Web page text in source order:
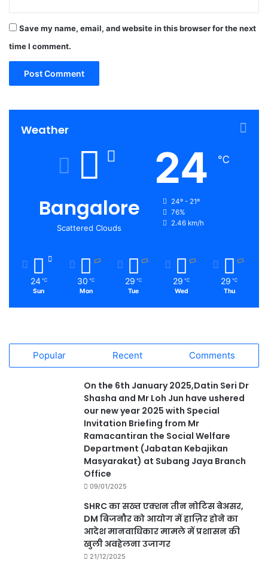
Save my name, email, and website in this browser for the next
time I comment.
Weather
Bangalore
Scattered Clouds
24 ℃
24º - 21º
76%
2.46 km/h
24 ℃
Sun
30 ℃
Mon
29 ℃
Tue
29 ℃
Wed
29 ℃
Thu
Popular Recent Comments
On the 6th January 2025,Datin Seri Dr
Shasha and Mr Loh Jun have ushered
our new year 2025 with Special
Invitation Briefing from Mr
Ramacantiran the Social Welfare
Department (Jabatan Kebajikan
Masyarakat) at Subang Jaya Branch
Office
09/01/2025
SHRC का सख्त एक्शन तीन नोटिस बेअसर,
DM बिजनौर को आयोग में हाज़िर होने का
आदेश मानवाधिकार मामले में प्रशासन की
खुली अवहेलना उजागर
21/12/2025